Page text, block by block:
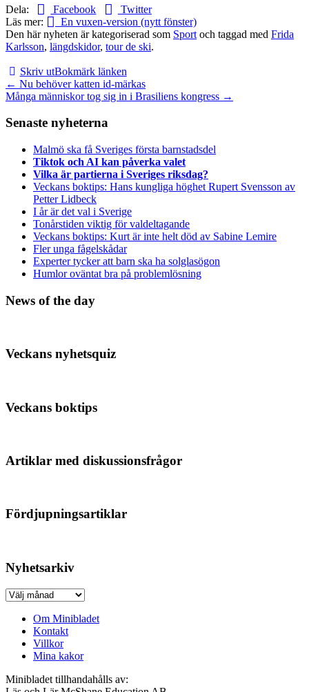
Dela:
Facebook
Twitter
Läs mer:
En vuxen-version (nytt fönster)
Den här nyheten är kategoriserad som Sport och taggad med Frida
Karlsson, längdskidor, tour de ski.
Skriv utBokmärk länken
Inläggsnavigation
← Nu behöver katten id-märkas
Många människor tog sig in i Brasiliens kongress →
Senaste nyheterna
Malmö ska få Sveriges första barnstadsdel
Tiktok och AI kan påverka valet
Vilka är partierna i Sveriges riksdag?
Veckans boktips: Hans kungliga höghet Rupert Svensson av
Petter Lidbeck
I år är det val i Sverige
Tonårstiden viktig för valdeltagande
Veckans boktips: Kurt är inte helt död av Sabine Lemire
Fler unga fågelskådar
Experter tycker att barn ska ha solglasögon
Humlor oväntat bra på problemlösning
News of the day
Veckans nyhetsquiz
Veckans boktips
Artiklar med diskussionsfrågor
Fördjupningsartiklar
Nyhetsarkiv
Nyhetsarkiv
Om Minibladet
Kontakt
Villkor
Mina kakor
Minibladet tillhandahålls av: